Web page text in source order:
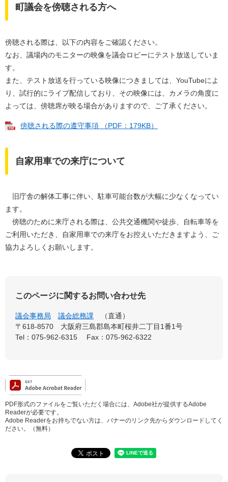
町議会を傍聴される方へ
傍聴される際は、以下の内容をご確認ください。
なお、議場内のモニターの映像を議会ロビーにテスト放送していま
す。
また、テスト放送を行っている映像につきましては、YouTubeによ
り、試行的にライブ配信しており、その映像には、カメラの角度に
よっては、傍聴席が映る場合がありますので、ご了承ください。
傍聴される際の遵守事項 （PDF：179KB）
自家用車での来庁について
旧庁舎の解体工事に伴い、駐車可能台数が大幅に少なくなってい
ます。
傍聴のために来庁される際は、公共交通機関や徒歩、自転車等を
ご利用いただき、自家用車での来庁をお控えいただきますよう、ご
協力よろしくお願いします。
このページに関するお問い合わせ先
議会事務局 議会総務課
直通
〒618-8570
大阪府三島郡島本町桜井二丁目1番1号
Tel：075-962-6315
Fax：075-962-6322
PDF形式のファイルをご覧いただく場合には、Adobe社が提供するAdobe
Readerが必要です。
Adobe Readerをお持ちでない方は、バナーのリンク先からダウンロードしてく
ださい。（無料）